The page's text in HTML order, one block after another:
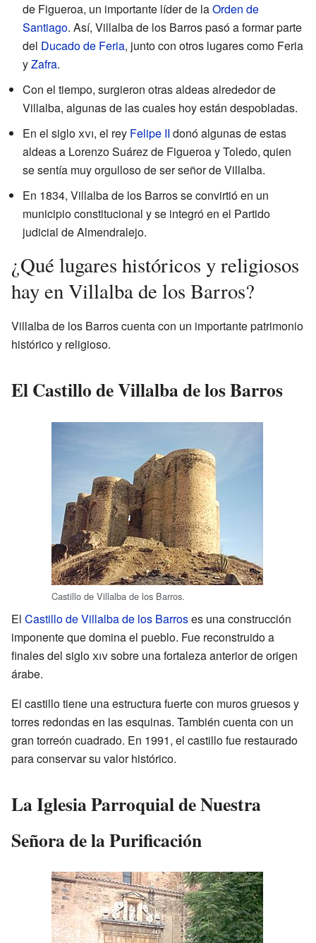
de Figueroa, un importante líder de laOrden de
Santiago. Así, Villalba de los Barros pasó a formar parte
del Ducado de Feria, junto con otros lugares como Feria
yZafra.
Con el tiempo, surgieron otras aldeas alrededor de
Villalba, algunas de las cuales hoy están despobladas.
En el sigloxvi, el rey Felipe II donó algunas de estas
aldeas a Lorenzo Suárez de Figueroa y Toledo, quien
se sentía muy orgulloso de ser señor de Villalba.
En 1834, Villalba de los Barros se convirtió en un
municipio constitucional y se integró en el Partido
judicial de Almendralejo.
¿Qué lugares históricos y religiosos
hay en Villalba de los Barros?
Villalba de los Barros cuenta con un importante patrimonio
histórico y religioso.
El Castillo de Villalba de los Barros
Castillo de Villalba de los Barros.
El Castillo de Villalba de los Barroses una construcción
imponente que domina el pueblo. Fue reconstruido a
finales del sigloxivsobre una fortaleza anterior de origen
árabe.
El castillo tiene una estructura fuerte con muros gruesos y
torres redondas en las esquinas. También cuenta con un
gran torreón cuadrado. En 1991, el castillo fue restaurado
para conservar su valor histórico.
La Iglesia Parroquial de Nuestra
Señora de la Purificación